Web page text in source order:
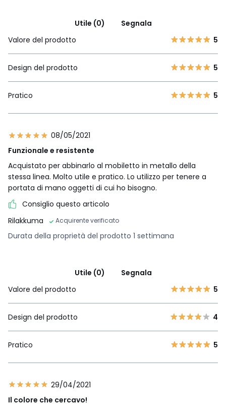
Utile (0)
Segnala
Valore del prodotto
5
Design del prodotto 5
Pratico 5
08/05/2021
Funzionale e resistente
Acquistato per abbinarlo al mobiletto in metallo della
stessa linea. Molto utile e pratico. Lo utilizzo per tenere a
portata di mano oggetti di cui ho bisogno.
Consiglio questo articolo
Rilakkuma
Acquirente verificato
Durata della proprietà del prodotto 1 settimana
Utile (0)
Segnala
Valore del prodotto
5
Design del prodotto 4
Pratico 5
29/04/2021
Il colore che cercavo!